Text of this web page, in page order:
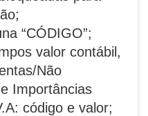
“CÓDIGO”;
valor contábil,
Não
Importâncias
código e valor;